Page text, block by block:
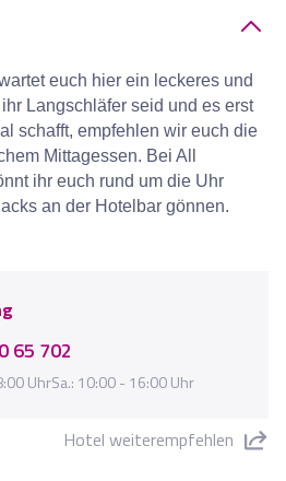
euch hier ein leckeres und
Langschläfer seid und es erst
schafft, empfehlen wir euch die
Mittagessen. Bei All
ihr euch rund um die Uhr
an der Hotelbar gönnen.
65 702
UhrSa.: 10:00 - 16:00 Uhr
Hotel weiterempfehlen